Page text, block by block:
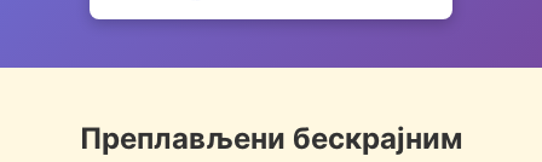
Преплављени бескрајним